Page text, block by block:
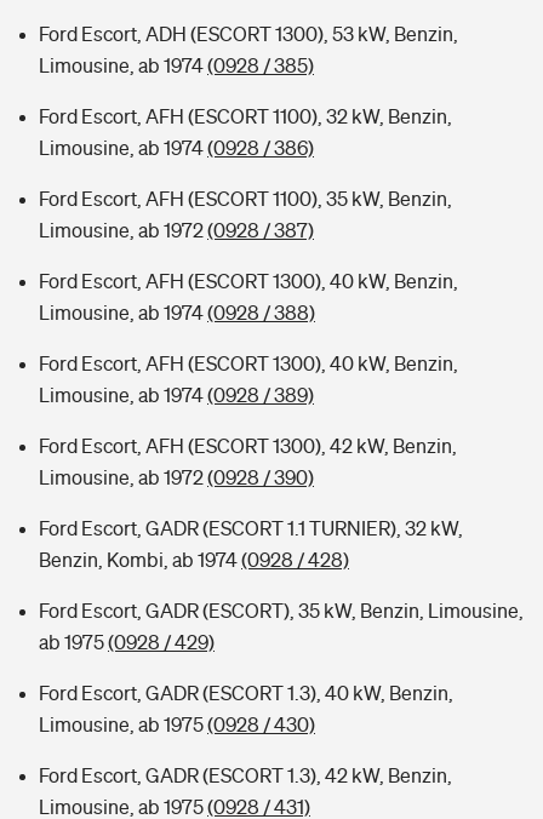
Ford Escort, ADH (ESCORT 1300), 53 kW, Benzin,
Limousine, ab 1974(0928 / 385)
Ford Escort, AFH (ESCORT 1100), 32 kW, Benzin,
Limousine, ab 1974(0928 / 386)
Ford Escort, AFH (ESCORT 1100), 35 kW, Benzin,
Limousine, ab 1972(0928 / 387)
Ford Escort, AFH (ESCORT 1300), 40 kW, Benzin,
Limousine, ab 1974(0928 / 388)
Ford Escort, AFH (ESCORT 1300), 40 kW, Benzin,
Limousine, ab 1974(0928 / 389)
Ford Escort, AFH (ESCORT 1300), 42 kW, Benzin,
Limousine, ab 1972(0928 / 390)
Ford Escort, GADR (ESCORT 1.1 TURNIER), 32 kW,
Benzin, Kombi, ab 1974(0928 / 428)
Ford Escort, GADR (ESCORT), 35 kW, Benzin, Limousine,
ab 1975(0928 / 429)
Ford Escort, GADR (ESCORT 1.3), 40 kW, Benzin,
Limousine, ab 1975(0928 / 430)
Ford Escort, GADR (ESCORT 1.3), 42 kW, Benzin,
Limousine, ab 1975(0928 / 431)